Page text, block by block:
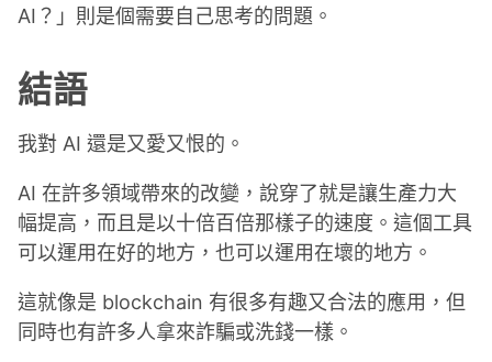
AI？」則是個需要自己思考的問題。
結語
我對 AI 還是又愛又恨的。
AI 在許多領域帶來的改變，說穿了就是讓生產力大
幅提高，而且是以十倍百倍那樣子的速度。這個工具
可以運用在好的地方，也可以運用在壞的地方。
這就像是 blockchain 有很多有趣又合法的應用，但
同時也有許多人拿來詐騙或洗錢一樣。